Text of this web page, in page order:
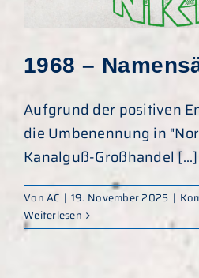
1968 –
Aufgrund der positiven
die Umbenennung in
Kanalguß-Großhandel [...]
VonAC | 19. November 2025 |
Weiterlesen